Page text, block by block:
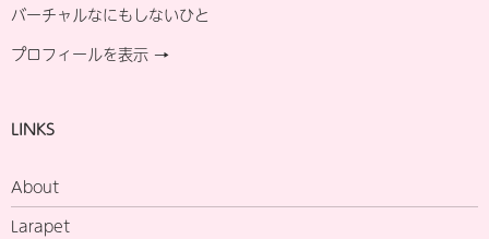
バーチャルなにもしないひと
プロフィールを表示 →
LINKS
About
Larapet